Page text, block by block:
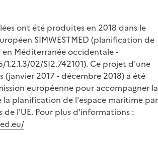
ont été produites en 2018 dans le
SIMWESTMED (planification de
Méditerranée occidentale -
1.2.1.3/02/SI2.742101). Ce projet d'une
(janvier 2017 - décembre 2018) a été
européenne pour accompagner la
planification de l'espace maritime par
de l'UE. Pour plus d'informations :